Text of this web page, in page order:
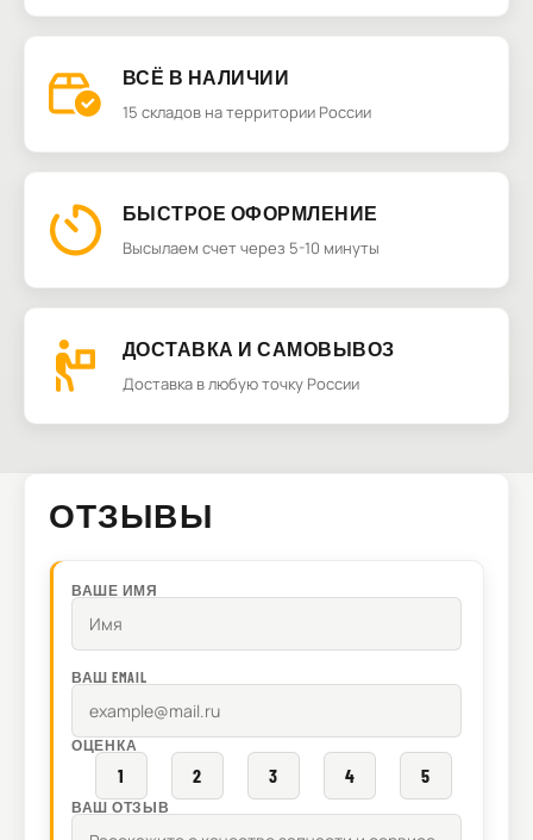
ВСЁ В НАЛИЧИИ
15 складов на территории России
БЫСТРОЕ ОФОРМЛЕНИЕ
Высылаем счет через 5-10 минуты
ДОСТАВКА И САМОВЫВОЗ
Доставка в любую точку России
ОТЗЫВЫ
ВАШЕ ИМЯ
ВАШ EMAIL
ОЦЕНКА
1 2 3 4 5
ВАШ ОТЗЫВ